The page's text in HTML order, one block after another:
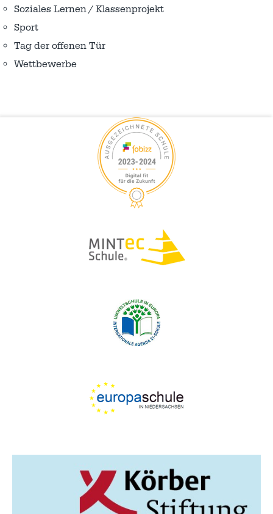
Soziales Lernen / Klassenprojekt
Sport
Tag der offenen Tür
Wettbewerbe